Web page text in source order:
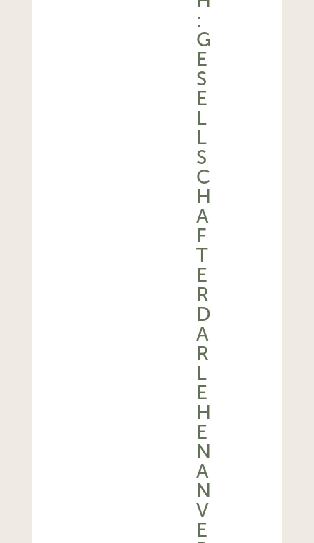
:
G
E
S
E
L
L
S
C
H
A
F
T
E
R
D
A
R
L
E
H
E
N
A
N
V
E